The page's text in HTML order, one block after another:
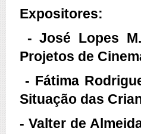
Expositores:
- José Lopes
Projetos de
- Fátima
Situação das
- Valter de